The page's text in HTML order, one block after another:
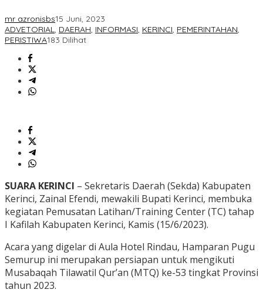
mr azronisbs15 Juni, 2023
ADVETORIAL, DAERAH, INFORMASI, KERINCI, PEMERINTAHAN,
PERISTIWA183 Dilihat
SUARA KERINCI – Sekretaris Daerah (Sekda) Kabupaten
Kerinci, Zainal Efendi, mewakili Bupati Kerinci, membuka
kegiatan Pemusatan Latihan/Training Center (TC) tahap
I Kafilah Kabupaten Kerinci, Kamis (15/6/2023).
Acara yang digelar di Aula Hotel Rindau, Hamparan Pugu
Semurup ini merupakan persiapan untuk mengikuti
Musabaqah Tilawatil Qur’an (MTQ) ke-53 tingkat Provinsi
tahun 2023.